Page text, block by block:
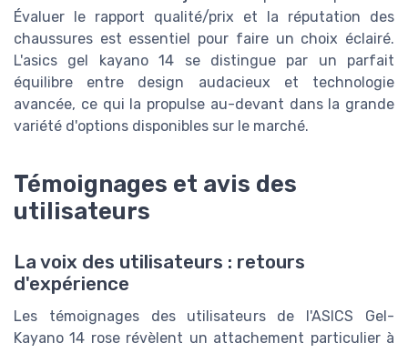
Évaluer le rapport qualité/prix et la réputation des
chaussures est essentiel pour faire un choix éclairé.
L'asics gel kayano 14 se distingue par un parfait
équilibre entre design audacieux et technologie
avancée, ce qui la propulse au-devant dans la grande
variété d'options disponibles sur le marché.
Témoignages et avis des
utilisateurs
La voix des utilisateurs : retours
d'expérience
Les témoignages des utilisateurs de l'ASICS Gel-
Kayano 14 rose révèlent un attachement particulier à